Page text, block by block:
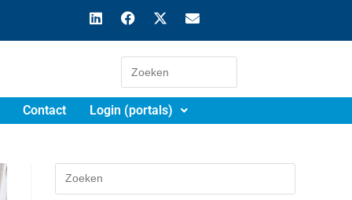
Contact Login (portals)